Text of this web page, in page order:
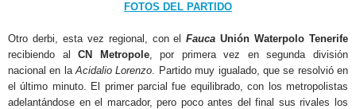
FOTOS DEL PARTIDO
Otro derbi, esta vez regional, con elFauca Unión Waterpolo Tenerife
recibiendo alCN Metropole, por primera vez en segunda división
nacional en laAcidalio Lorenzo. Partido muy igualado, que se resolvió en
el último minuto. El primer parcial fue equilibrado, con los metropolistas
adelantándose en el marcador, pero poco antes del final sus rivales los